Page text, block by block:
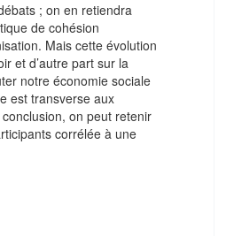
; on en retiendra
de cohésion
Mais cette évolution
et d’autre part sur la
notre économie sociale
est transverse aux
on peut retenir
corrélée à une